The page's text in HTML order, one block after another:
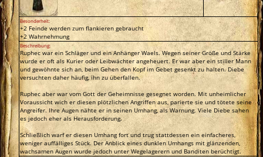
Besonderheit:
+2 Feinde werden zum flankieren gebraucht
+2 Wahrnehmung
Beschreibung:
Ruphec war ein Schläger und ein Anhänger Waels. Wegen seiner Größe und Stärke
wurde er oft als Kurier oder Leibwächter angeheuert. Er war aber ein stiller Mann
und gewöhnte sich an, beim Gehen den Kopf im Gebet gesenkt zu halten. Diebe
versuchten daher häufig, ihn zu überfallen.
Ruphec aber war vom Gott der Geheimnisse gesegnet worden. Mit unheimlicher
Voraussicht wich er diesen plötzlichen Angriffen aus, parierte sie und tötete seine
Angreifer. Ihre Augen nähte er in seinen Umhang, als Warnung. Viele Diebe sahen
es jedoch eher als Herausforderung.
Schließlich warf er diesen Umhang fort und trug stattdessen ein einfacheres,
weniger auffälliges Stück. Der Anblick eines dunklen Umhangs mit glänzenden,
wachsamen Augen wurde jedoch unter Wegelagerern und Banditen berüchtigt.